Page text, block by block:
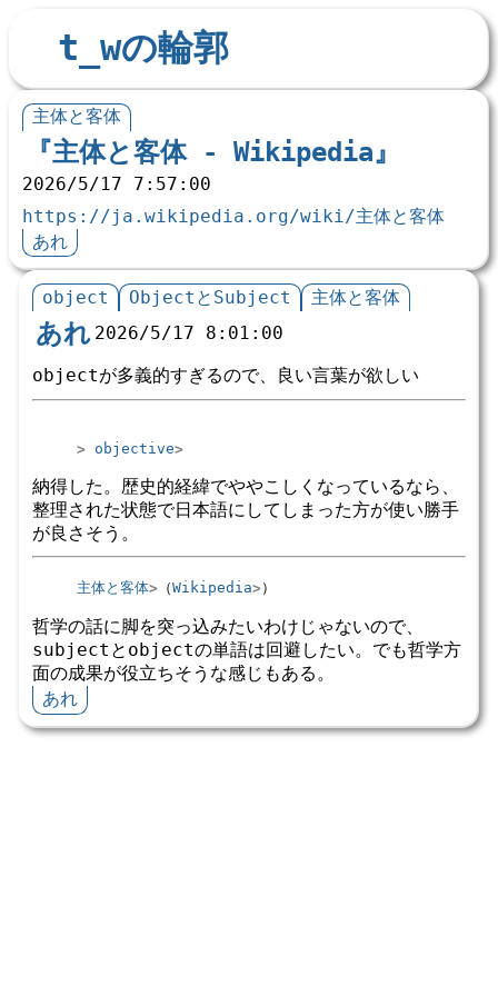
t_wの輪郭
主体と客体
『主体と客体 - Wikipedia』
2026/5/17 7:57:00
https://ja.wikipedia.org/wiki/主体と客体
あれ
object ObjectとSubject 主体と客体
あれ 2026/5/17 8:01:00
objectが多義的すぎるので、良い言葉が欲しい
objective
納得した。歴史的経緯でややこしくなっているなら、
整理された状態で日本語にしてしまった方が使い勝手
が良さそう。
主体と客体 （Wikipedia ）
哲学の話に脚を突っ込みたいわけじゃないので、
subjectとobjectの単語は回避したい。でも哲学方
面の成果が役立ちそうな感じもある。
あれ